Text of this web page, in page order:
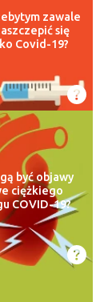
zawale
się
Covid-19?
być objawy
ciężkiego
COVID-19?